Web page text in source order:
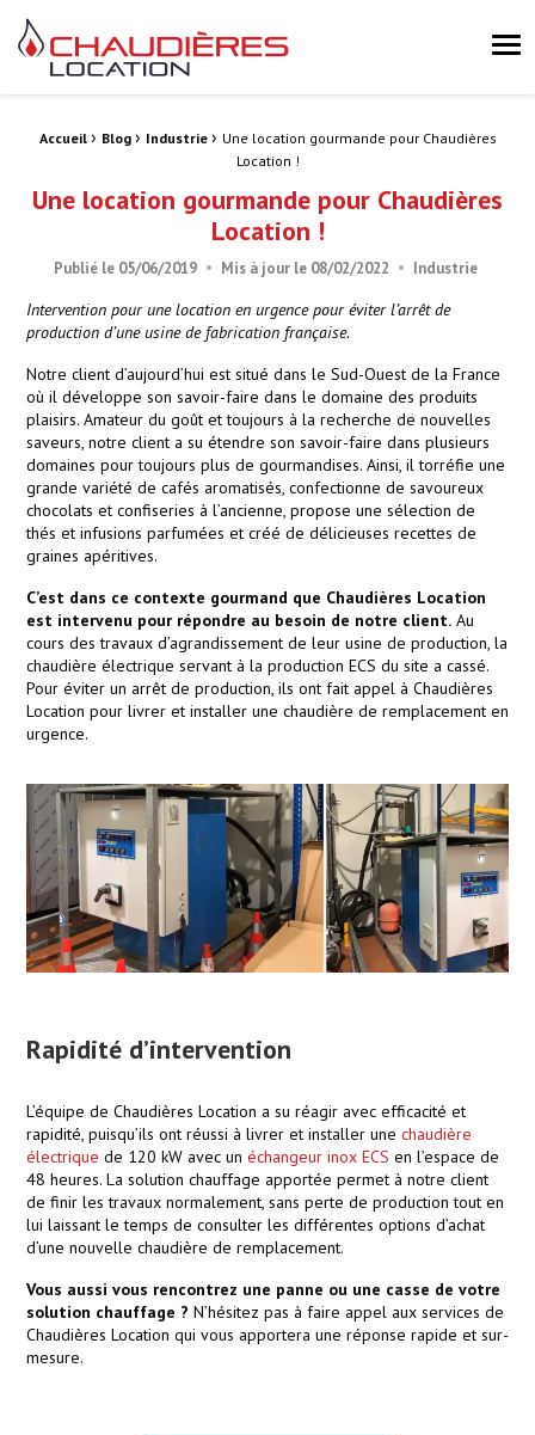
Chaudières Location Location de chaudière et chaufferie mobile
Fil d'Ariane :
Accueil › Blog › Industrie › Une location gourmande pour Chaudières
Location !
Une location gourmande pour Chaudières
Location !
Publié le 05/06/2019 Mis à jour le 08/02/2022 Industrie
Intervention pour une location en urgence pour éviter l’arrêt de
production d’une usine de fabrication française.
Notre client d’aujourd’hui est situé dans le Sud-Ouest de la France
où il développe son savoir-faire dans le domaine des produits
plaisirs. Amateur du goût et toujours à la recherche de nouvelles
saveurs, notre client a su étendre son savoir-faire dans plusieurs
domaines pour toujours plus de gourmandises. Ainsi, il torréfie une
grande variété de cafés aromatisés, confectionne de savoureux
chocolats et confiseries à l’ancienne, propose une sélection de
thés et infusions parfumées et créé de délicieuses recettes de
graines apéritives.
C’est dans ce contexte gourmand que Chaudières Location
est intervenu pour répondre au besoin de notre client. Au
cours des travaux d’agrandissement de leur usine de production, la
chaudière électrique servant à la production ECS du site a cassé.
Pour éviter un arrêt de production, ils ont fait appel à Chaudières
Location pour livrer et installer une chaudière de remplacement en
urgence.
Rapidité d’intervention
L’équipe de Chaudières Location a su réagir avec efficacité et
rapidité, puisqu’ils ont réussi à livrer et installer une chaudière
électrique de 120 kW avec un échangeur inox ECS en l’espace de
48 heures. La solution chauffage apportée permet à notre client
de finir les travaux normalement, sans perte de production tout en
lui laissant le temps de consulter les différentes options d’achat
d’une nouvelle chaudière de remplacement.
Vous aussi vous rencontrez une panne ou une casse de votre
solution chauffage ? N’hésitez pas à faire appel aux services de
Chaudières Location qui vous apportera une réponse rapide et sur-
mesure.